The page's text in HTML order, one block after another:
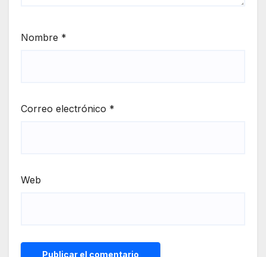
Nombre *
Correo electrónico *
Web